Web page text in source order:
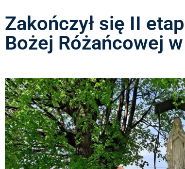
Zakończył się II
Bożej Różańcowej